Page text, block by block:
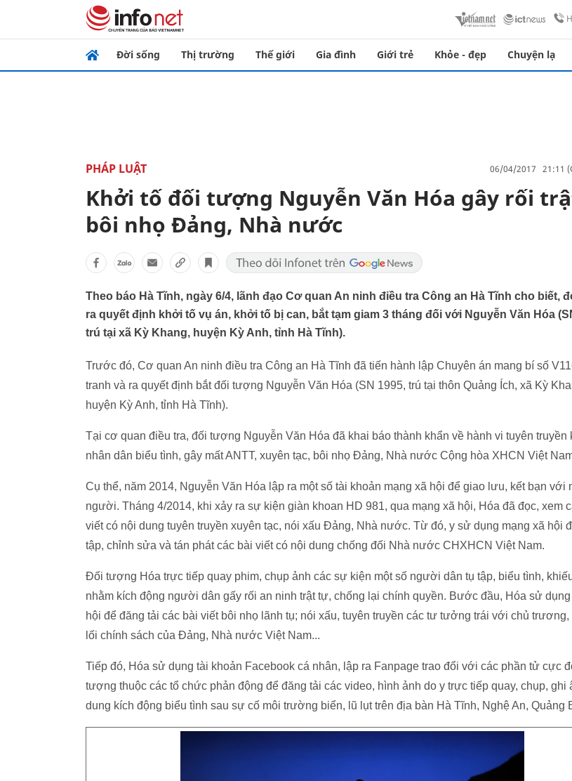
Đời sống Thị trường Thế giới Gia đình Giới trẻ Khỏe - đẹp Chuyện lạ
PHÁP LUẬT 06/04/2017 21:11
Khởi tố đối tượng Nguyễn Văn Hóa gây rối
bôi nhọ Đảng, Nhà nước
Theo báo Hà Tĩnh, ngày 6/4, lãnh đạo Cơ quan An ninh điều tra Công an Hà Tĩnh cho biết,
ra quyết định khởi tố vụ án, khởi tố bị can, bắt tạm giam 3 tháng đối với Nguyễn Văn Hóa
trú tại xã Kỳ Khang, huyện Kỳ Anh, tỉnh Hà Tĩnh).
Trước đó, Cơ quan An ninh điều tra Công an Hà Tĩnh đã tiến hành lập Chuyên án mang bí số
tranh và ra quyết định bắt đối tượng Nguyễn Văn Hóa (SN 1995, trú tại thôn Quảng Ích, xã Kỳ
huyện Kỳ Anh, tỉnh Hà Tĩnh).
Tại cơ quan điều tra, đối tượng Nguyễn Văn Hóa đã khai báo thành khẩn về hành vi tuyên truyền
nhân dân biểu tình, gây mất ANTT, xuyên tạc, bôi nhọ Đảng, Nhà nước Cộng hòa XHCN Việt
Cụ thể, năm 2014, Nguyễn Văn Hóa lập ra một số tài khoản mạng xã hội để giao lưu, kết bạn với
người. Tháng 4/2014, khi xảy ra sự kiện giàn khoan HD 981, qua mạng xã hội, Hóa đã đọc, xem
viết có nội dung tuyên truyền xuyên tạc, nói xấu Đảng, Nhà nước. Từ đó, y sử dụng mạng xã hội
tập, chỉnh sửa và tán phát các bài viết có nội dung chống đối Nhà nước CHXHCN Việt Nam.
Đối tượng Hóa trực tiếp quay phim, chụp ảnh các sự kiện một số người dân tụ tập, biểu tình,
nhằm kích động người dân gấy rối an ninh trật tự, chống lại chính quyền. Bước đầu, Hóa sử dụng
hội để đăng tải các bài viết bôi nhọ lãnh tụ; nói xấu, tuyên truyền các tư tưởng trái với chủ
lối chính sách của Đảng, Nhà nước Việt Nam...
Tiếp đó, Hóa sử dụng tài khoản Facebook cá nhân, lập ra Fanpage trao đổi với các phần tử cực
tượng thuộc các tổ chức phản động để đăng tải các video, hình ảnh do y trực tiếp quay, chụp, ghi
dung kích động biểu tình sau sự cố môi trường biển, lũ lụt trên địa bàn Hà Tĩnh, Nghệ An, Quảng